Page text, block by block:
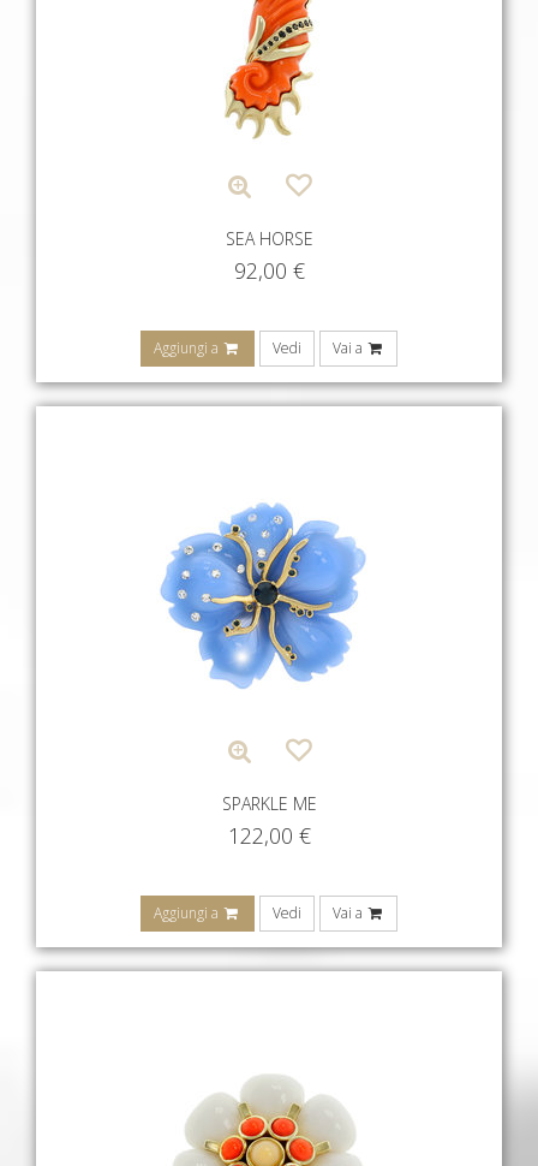
SEA HORSE
92,00 €
Aggiungi a Vedi Vai a
SPARKLE ME
122,00 €
Aggiungi a Vedi Vai a